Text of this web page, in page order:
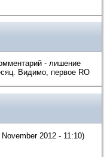
- лишение
Видимо, первое RO
2012 - 11:10)